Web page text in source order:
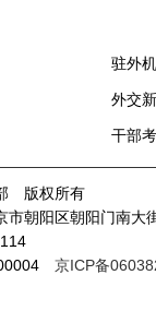
驻外
外交
干部
版权所有
市朝阳区朝阳门南
京ICP备